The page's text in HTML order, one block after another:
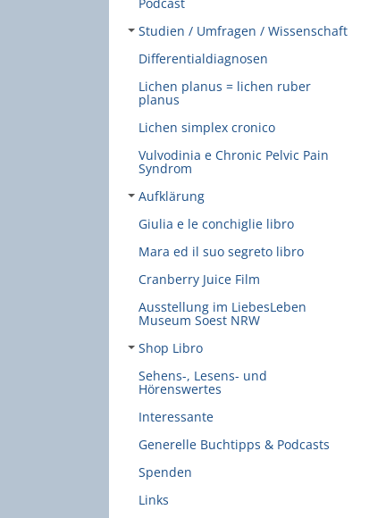
Studien / Umfragen / Wissenschaft
Differentialdiagnosen
Lichen planus = lichen ruber
planus
Lichen simplex cronico
Vulvodinia e Chronic Pelvic Pain
Syndrom
Aufklärung
Giulia e le conchiglie libro
Mara ed il suo segreto libro
Cranberry Juice Film
Ausstellung im LiebesLeben
Museum Soest NRW
Shop Libro
Sehens-, Lesens- und
Hörenswertes
Interessante
Generelle Buchtipps & Podcasts
Spenden
Links